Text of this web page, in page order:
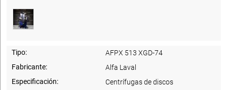
Tipo:
AFPX 513 XGD-74
Fabricante:
Alfa Laval
Especificación:
Centrífugas de discos